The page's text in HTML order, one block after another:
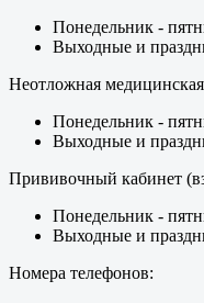
Понедельник -
Выходные и
Неотложная
Понедельник -
Выходные и
Прививочный кабинет
Понедельник -
Выходные и
Номера телефонов: